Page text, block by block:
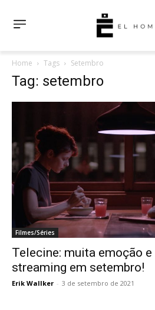
Home Tags Setembro
Tag: setembro
Filmes/Séries
Telecine: muita emoção
streaming em setembro!
Erik Wallker - 3 de setembro de 2021